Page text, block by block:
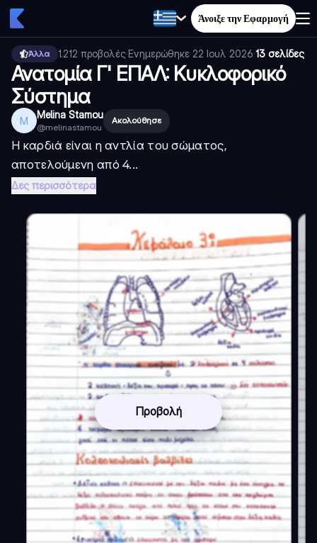
Άνοιξε την Εφαρμογή
Άλλα 1.212 προβολές·Ενημερώθηκε 22 Ιουλ 2026·13 σελίδες
Ανατομία Γ' ΕΠΑΛ: Κυκλοφορικό
Σύστημα
M Melina Stamou
@melinastamou
Ακολούθησε
Η καρδιά είναι η αντλία του σώματος,
αποτελούμενη από 4...
Δες περισσότερα
Προβολή